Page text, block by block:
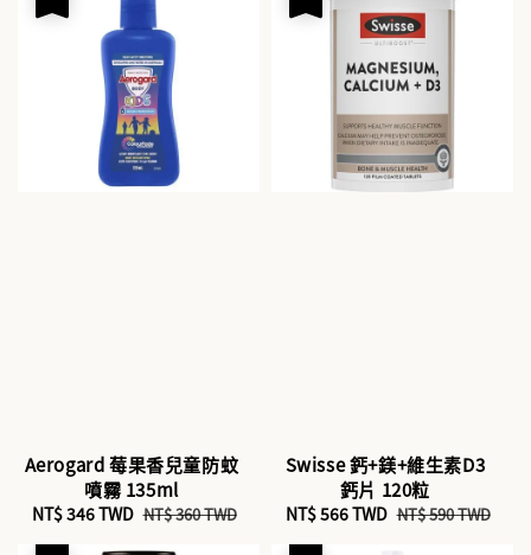
Aerogard 莓果香兒童防蚊
噴霧 135ml
Sale
price
NT$ 346 TWD Regular
NT$ 360 TWD
Swisse 鈣+鎂+維生素D3
鈣片 120粒
Sale
price
NT$ 566 TWD Regular
NT$ 590 TWD